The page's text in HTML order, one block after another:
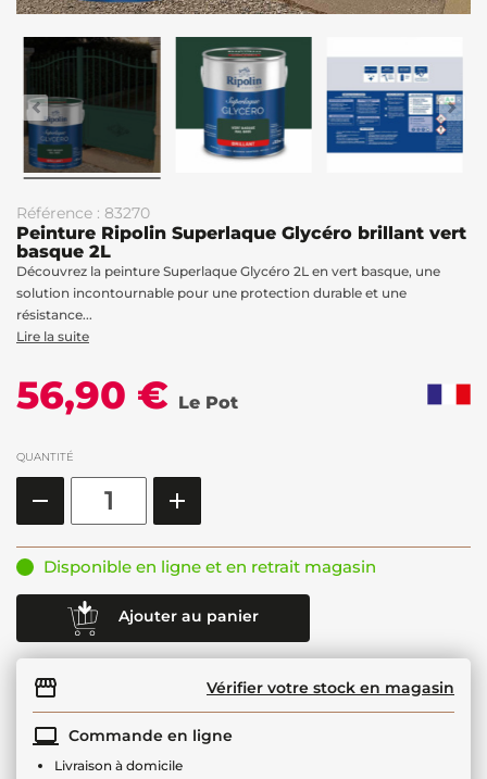
Référence : 83270
Peinture Ripolin Superlaque Glycéro brillant vert
basque 2L
Découvrez la peinture Superlaque Glycéro 2L en vert basque, une
solution incontournable pour une protection durable et une
résistance...
Lire la suite
56,90 € Le Pot
QUANTITÉ
Disponible en ligne et en retrait magasin
Ajouter au panier
Vérifier votre stock en magasin
Commande en ligne
Livraison à domicile